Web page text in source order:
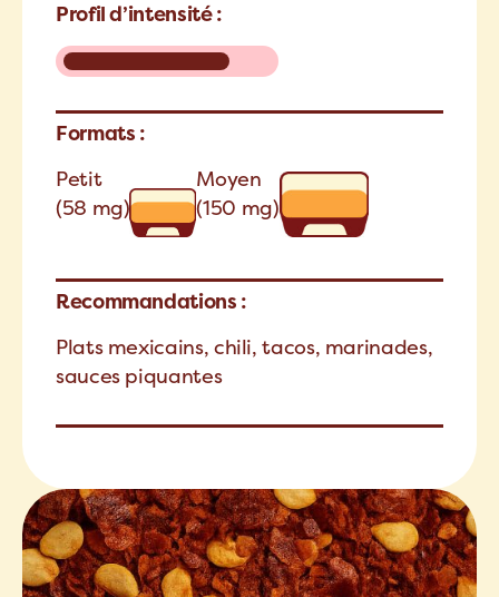
Profil d’intensité :
Formats :
Petit
(58 mg)
Moyen
(150 mg)
Recommandations :
Plats mexicains, chili, tacos, marinades,
sauces piquantes